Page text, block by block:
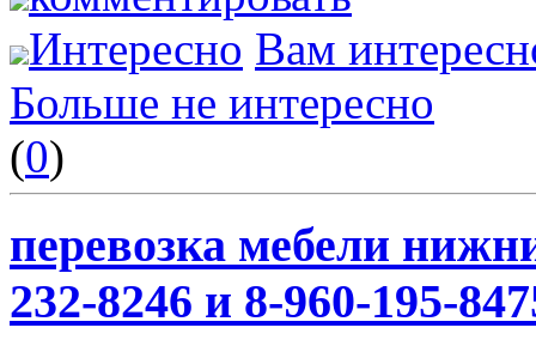
Интересно Вам
Больше не интересно
(0)
перевозка мебели
232-8246 и 8-960-195-